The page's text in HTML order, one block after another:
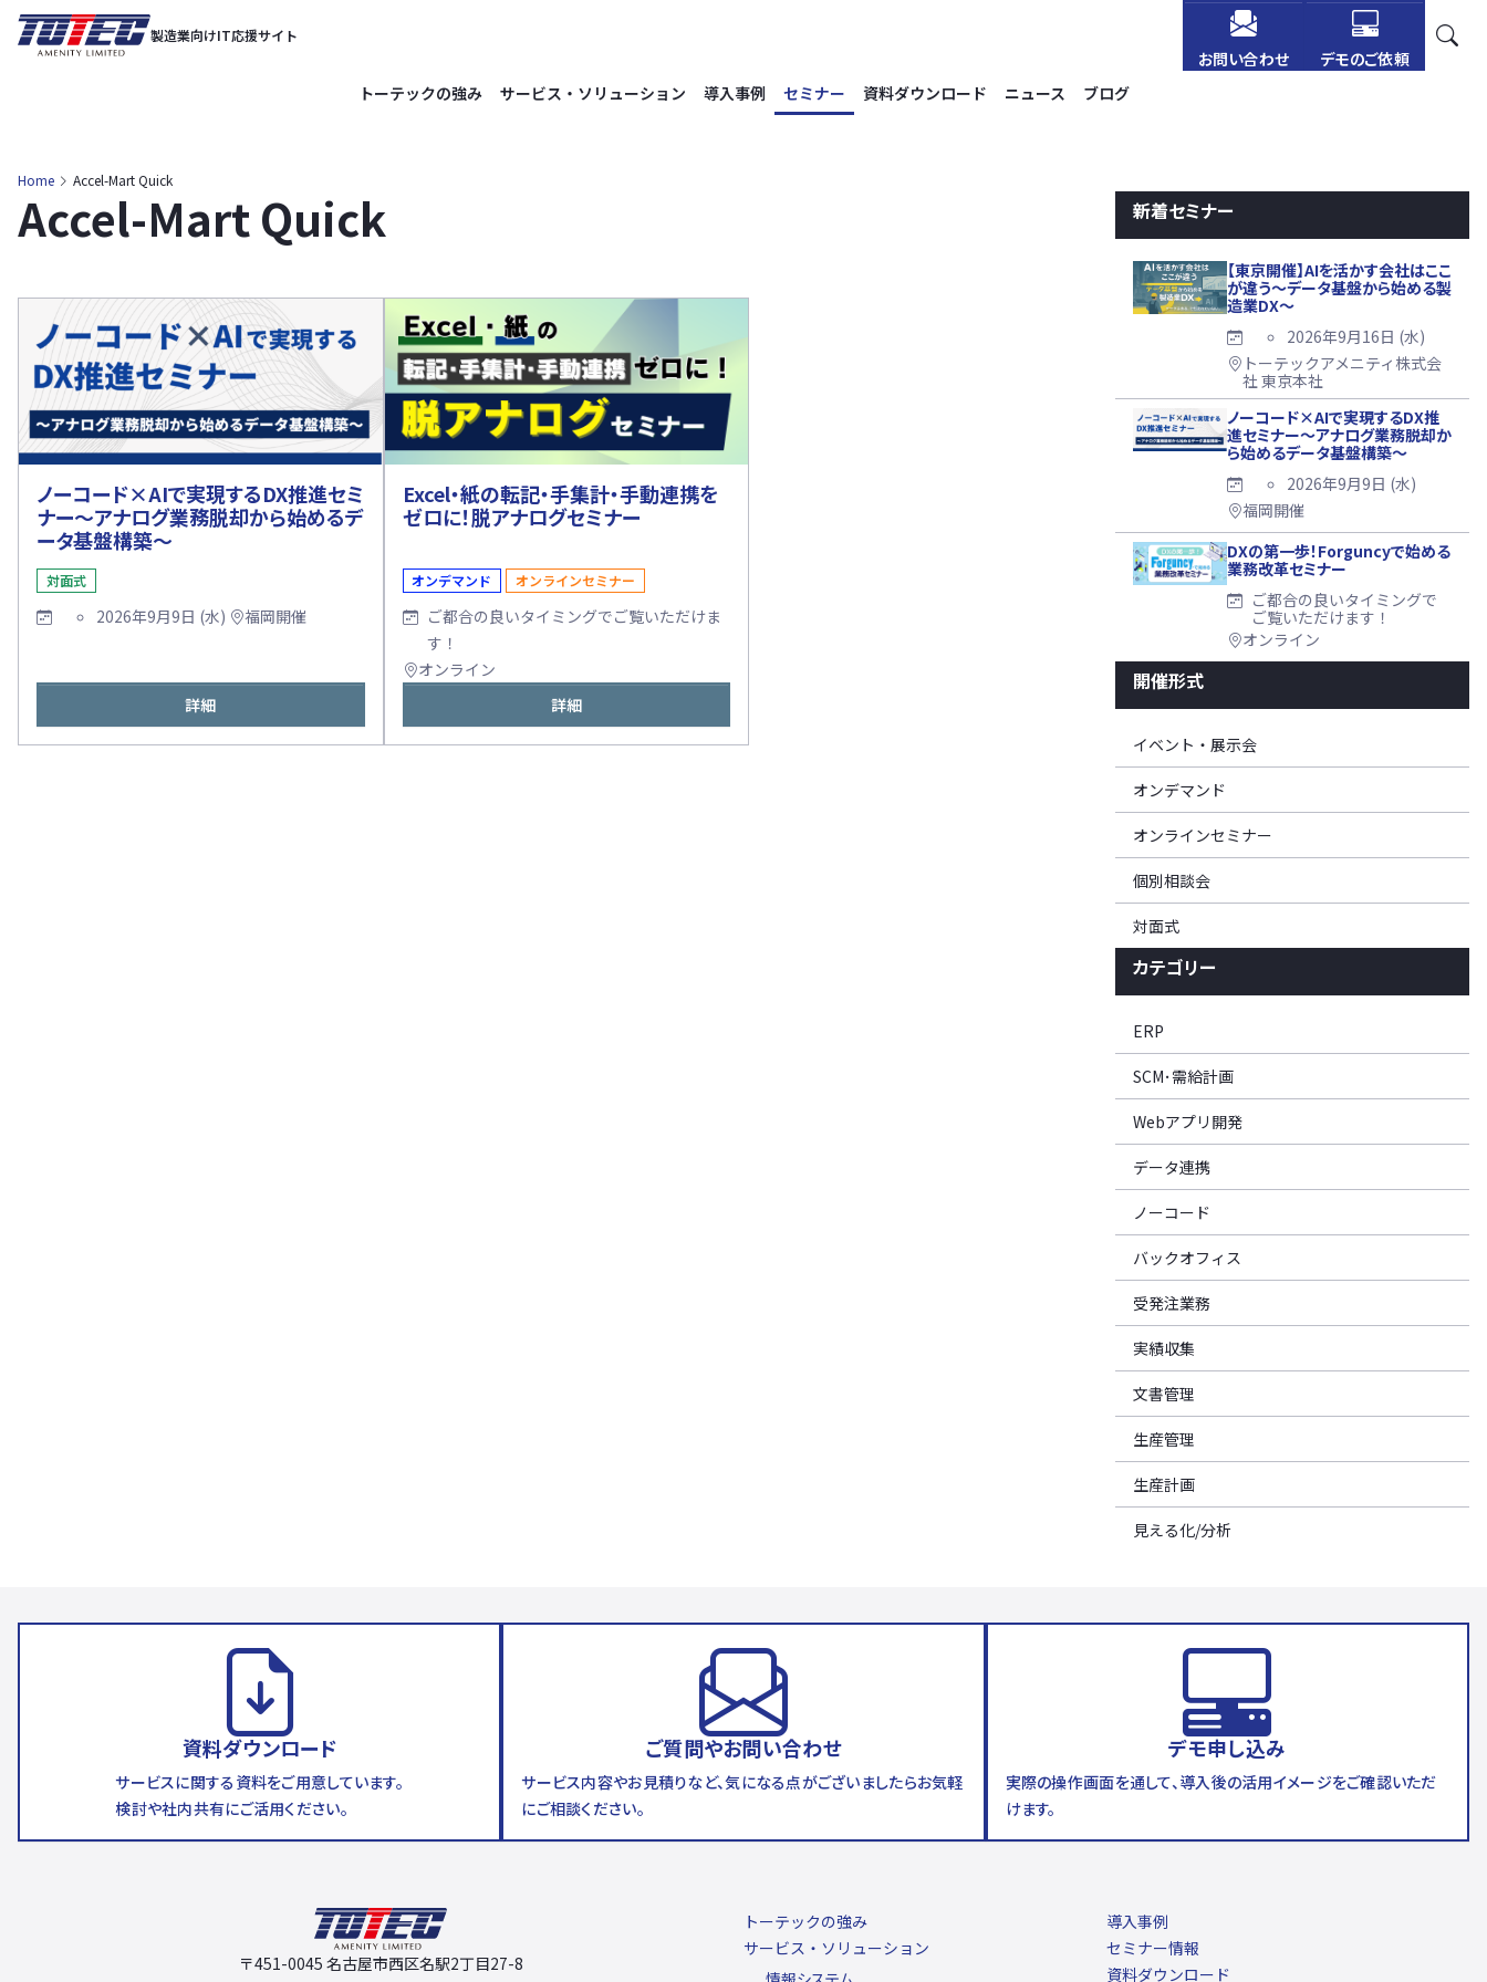
製造業向けIT応援サイト
お問い合わせ
デモのご依頼
トーテックの強み
サービス・ソリューション 導入事例 セミナー 資料ダウンロード ニュース ブログ
Home Accel-Mart Quick
Accel-Mart Quick
ノーコード×AIで実現するDX推進セミ
ナー～アナログ業務脱却から始めるデ
ータ基盤構築～
対面式
2026年9月9日 (水) 福岡開催
詳細
Excel・紙の転記・手集計・手動連携を
ゼロに！脱アナログセミナー
オンデマンド オンラインセミナー
ご都合の良いタイミングでご覧いただけま
す！
オンライン
詳細
新着セミナー
【東京開催】AIを活かす会社はここ
が違う～データ基盤から始める製
造業DX～
2026年9月16日 (水)
トーテックアメニティ株式会
社 東京本社
ノーコード×AIで実現するDX推
進セミナー～アナログ業務脱却か
ら始めるデータ基盤構築～
2026年9月9日 (水)
福岡開催
DXの第一歩！Forguncyで始める
業務改革セミナー
ご都合の良いタイミングで
ご覧いただけます！
オンライン
開催形式
イベント・展示会
オンデマンド
オンラインセミナー
個別相談会
対面式
カテゴリー
ERP
SCM･需給計画
Webアプリ開発
データ連携
ノーコード
バックオフィス
受発注業務
実績収集
文書管理
生産管理
生産計画
見える化/分析
資料ダウンロード
サービスに関する資料をご用意しています。
検討や社内共有にご活用ください。
ご質問やお問い合わせ
サービス内容やお見積りなど、気になる点がございましたらお気軽
にご相談ください。
デモ申し込み
実際の操作画面を通して、導入後の活用イメージをご確認いただ
けます。
〒451-0045 名古屋市西区名駅2丁目27-8
トーテックの強み
サービス・ソリューション
導入事例
セミナー情報
資料ダウンロード